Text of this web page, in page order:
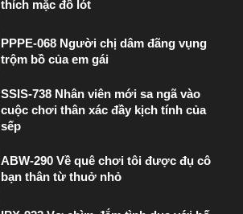
thích mặc đồ lót
PPPE-068 Người chị dâm đãng vụng
trộm bồ của em gái
SSIS-738 Nhân viên mới sa ngã vào
cuộc chơi thân xác đầy kịch tính của
sếp
ABW-290 Về quê chơi tôi được đụ cô
bạn thân từ thuở nhỏ